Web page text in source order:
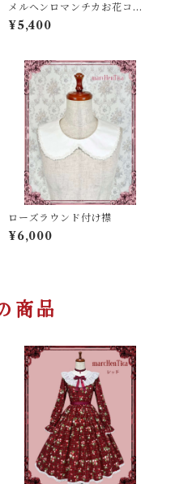
メルヘンロマンチカお花コサ
ージュ
¥5,400
ローズラウンド付け襟
¥6,000
商品